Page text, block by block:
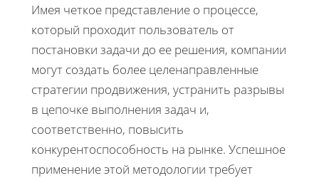
Имея четкое представление о процессе,
который проходит пользователь от
постановки задачи до ее решения, компании
могут создать более целенаправленные
стратегии продвижения, устранить разрывы
в цепочке выполнения задач и,
соответственно, повысить
конкурентоспособность на рынке. Успешное
применение этой методологии требует